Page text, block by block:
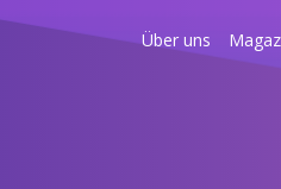
Über uns